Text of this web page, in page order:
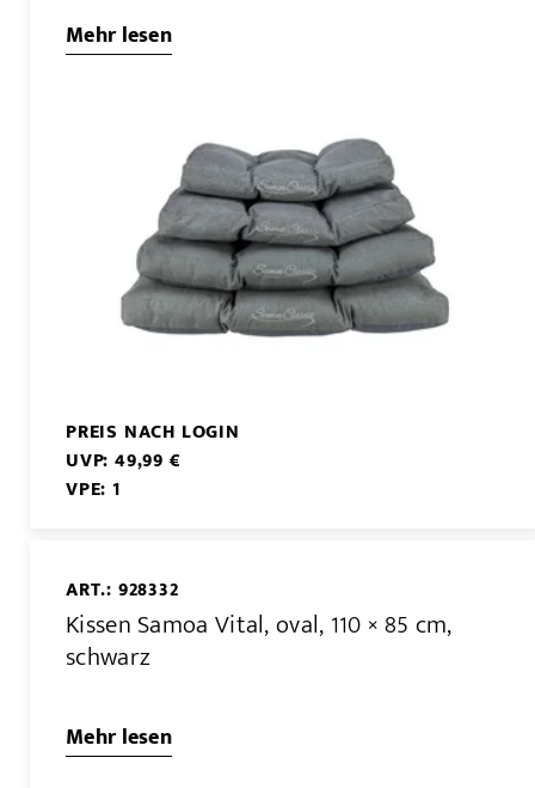
Mehr lesen
PREIS NACH LOGIN
UVP: 49,99 €
VPE: 1
ART.: 928332
Kissen Samoa Vital, oval, 110 × 85 cm,
schwarz
Mehr lesen